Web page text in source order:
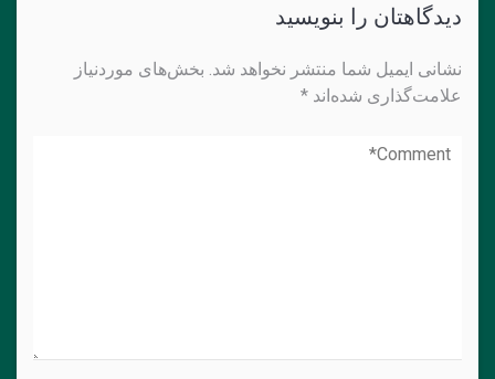
دیدگاهتان را بنویسید
نشانی ایمیل شما منتشر نخواهد شد. بخش‌های موردنیاز
علامت‌گذاری شده‌اند *